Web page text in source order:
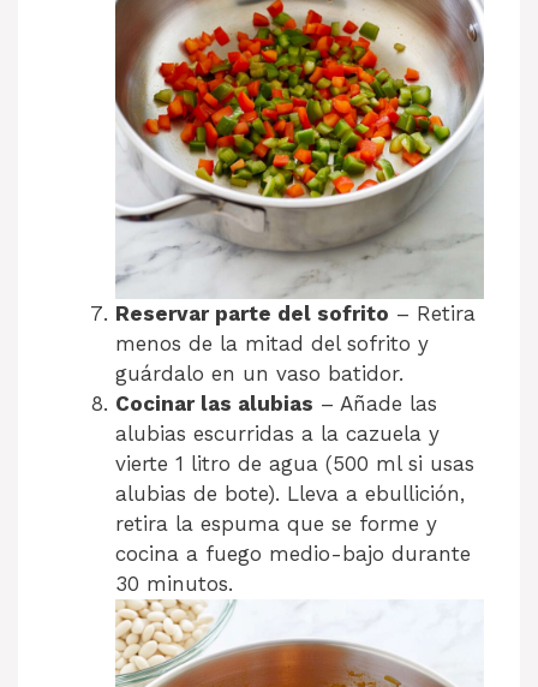
Reservar parte del sofrito – Retira
menos de la mitad del sofrito y
guárdalo en un vaso batidor.
Cocinar las alubias – Añade las
alubias escurridas a la cazuela y
vierte 1 litro de agua (500 ml si usas
alubias de bote). Lleva a ebullición,
retira la espuma que se forme y
cocina a fuego medio-bajo durante
30 minutos.